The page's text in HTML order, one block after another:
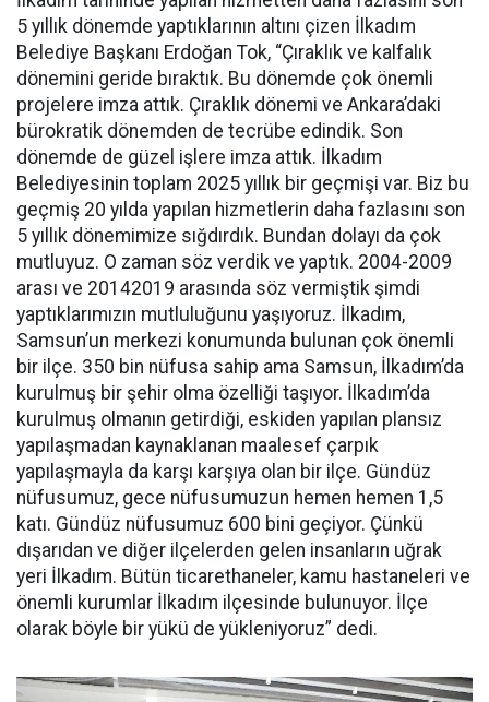
5 yıllık dönemde yaptıklarının altını çizen İlkadım
Belediye Başkanı Erdoğan Tok, “Çıraklık ve kalfalık
dönemini geride bıraktık. Bu dönemde çok önemli
projelere imza attık. Çıraklık dönemi ve Ankara’daki
bürokratik dönemden de tecrübe edindik. Son
dönemde de güzel işlere imza attık. İlkadım
Belediyesinin toplam 2025 yıllık bir geçmişi var. Biz bu
geçmiş 20 yılda yapılan hizmetlerin daha fazlasını son
5 yıllık dönemimize sığdırdık. Bundan dolayı da çok
mutluyuz. O zaman söz verdik ve yaptık. 2004-2009
arası ve 20142019 arasında söz vermiştik şimdi
yaptıklarımızın mutluluğunu yaşıyoruz. İlkadım,
Samsun’un merkezi konumunda bulunan çok önemli
bir ilçe. 350 bin nüfusa sahip ama Samsun, İlkadım’da
kurulmuş bir şehir olma özelliği taşıyor. İlkadım’da
kurulmuş olmanın getirdiği, eskiden yapılan plansız
yapılaşmadan kaynaklanan maalesef çarpık
yapılaşmayla da karşı karşıya olan bir ilçe. Gündüz
nüfusumuz, gece nüfusumuzun hemen hemen 1,5
katı. Gündüz nüfusumuz 600 bini geçiyor. Çünkü
dışarıdan ve diğer ilçelerden gelen insanların uğrak
yeri İlkadım. Bütün ticarethaneler, kamu hastaneleri ve
önemli kurumlar İlkadım ilçesinde bulunuyor. İlçe
olarak böyle bir yükü de yükleniyoruz” dedi.